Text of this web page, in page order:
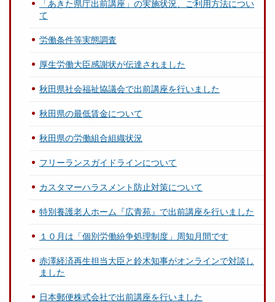
「あきた県庁出前講座」の実施状況、ご利用方法につい
て
労働条件等実態調査
厚生労働大臣感謝状が伝達されました
秋田県社会福祉協議会で出前講座を行いました
秋田県の最低賃金について
秋田県の労働組合組織状況
フリーランスガイドラインについて
カスタマーハラスメント防止対策について
特別養護老人ホーム『広青苑』で出前講座を行いました
１０月は「個別労働紛争処理制度」周知月間です
赤澤経済再生担当大臣と鈴木知事がオンラインで対談し
ました
日本郵便株式会社で出前講座を行いました